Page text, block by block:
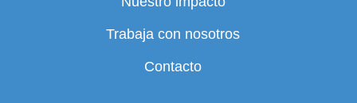
Trabaja con nosotros
Contacto